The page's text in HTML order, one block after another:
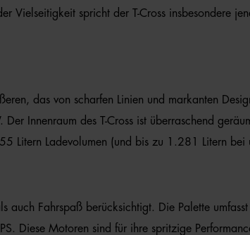
Vielseitigkeit spricht der T-Cross insbesondere
das von scharfen Linien und markanten
Innenraum des T-Cross ist überraschend
Litern Ladevolumen (und bis zu 1.281 Litern bei
Fahrspaß berücksichtigt. Die Palette
Diese Motoren sind für ihre spritzige